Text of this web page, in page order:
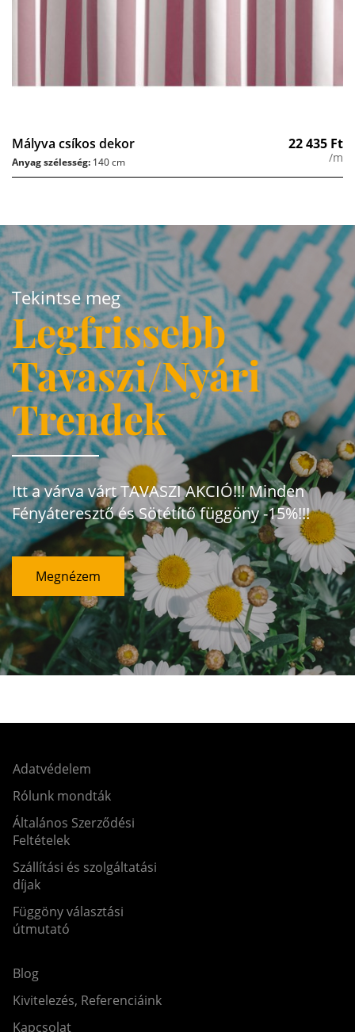
Mályva csíkos dekor 22 435 Ft
/m
Anyag szélesség: 140 cm
Tekintse meg
Legfrissebb
Tavaszi/Nyári
Trendek
Itt a várva várt TAVASZI AKCIÓ!!! Minden
Fényáteresztő és Sötétítő függöny -15%!!!
Megnézem
Adatvédelem
Rólunk mondták
Általános Szerződési
Feltételek
Szállítási és szolgáltatási
díjak
Függöny választási
útmutató
Blog
Kivitelezés, Referenciáink
Kapcsolat